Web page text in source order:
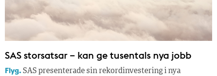
SAS storsatsar – kan ge tusentals nya jobb
Flyg.SAS presenterade sin rekordinvestering i nya